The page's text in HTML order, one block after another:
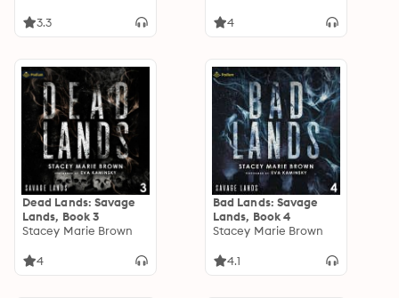
3.3 4
Dead Lands: Savage
Lands, Book 3
Stacey Marie Brown
4
Bad Lands: Savage
Lands, Book 4
Stacey Marie Brown
4.1